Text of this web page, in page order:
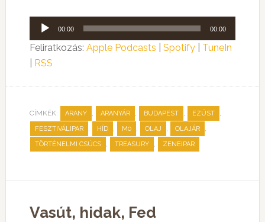
Audió
lejátszó
00:00 00:00
Feliratkozás: Apple Podcasts Spotify| TuneIn
RSS
CÍMKÉK: ARANY , ARANYÁR , BUDAPEST , EZÜST ,
FESZTIVÁLIPAR , HÍD , M0 , OLAJ , OLAJÁR ,
TÖRTÉNELMI CSÚCS , TREASURY , ZENEIPAR
Vasút, hidak, Fed